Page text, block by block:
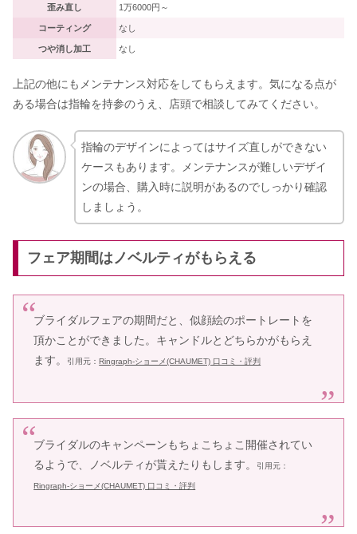
歪み直し 1万6000円～
コーティング なし
つや消し加工 なし
上記の他にもメンテナンス対応をしてもらえます。気になる点が
ある場合は指輪を持参のうえ、店頭で相談してみてください。
指輪のデザインによってはサイズ直しができない
ケースもあります。メンテナンスが難しいデザイ
ンの場合、購入時に説明があるのでしっかり確認
しましょう。
フェア期間はノベルティがもらえる
ブライダルフェアの期間だと、似顔絵のポートレートを
頂かことができました。キャンドルとどちらかがもらえ
ます。
引用元： Ringraph-ショーメ(CHAUMET) 口コミ・評判
ブライダルのキャンペーンもちょこちょこ開催されてい
るようで、ノベルティが貰えたりもします。
引用元：
Ringraph-ショーメ(CHAUMET) 口コミ・評判